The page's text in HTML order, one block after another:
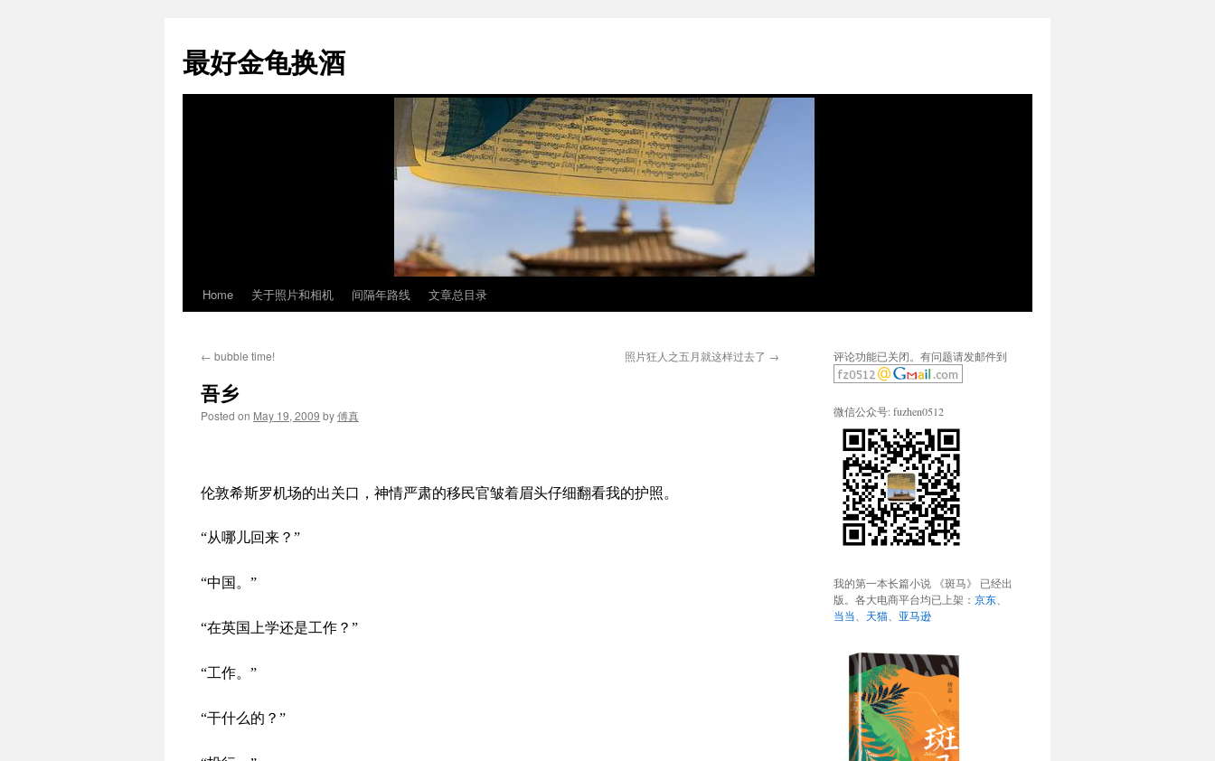
最好金龟换酒
Skip
content
Home 关于照片和相机 间隔年路线 文章总目录
← bubble time! 照片狂人之五月就这样过去了 →
吾乡
Posted on May 19, 2009 by傅真
伦敦希斯罗机场的出关口，神情严肃的移民官皱着眉头仔细翻看我的护照。
“从哪儿回来？”
“中国。”
“在英国上学还是工作？”
“工作。”
“干什么的？”
评论功能已关闭。有问题请发邮件到
微信公众号: fuzhen0512
我的第一本长篇小说 《斑马》 已经出
版。各大电商平台均已上架： 京东
当当
天猫 亚马逊